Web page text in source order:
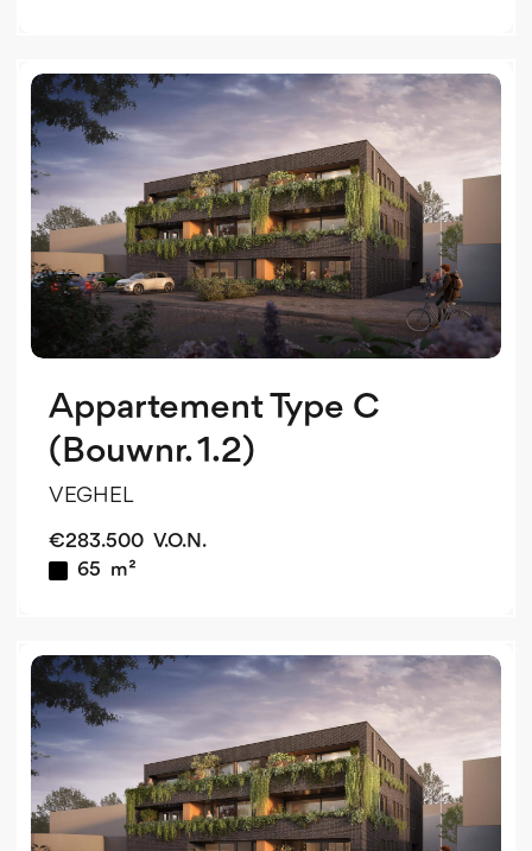
Appartement Type C
(Bouwnr. 1.2)
VEGHEL
€283.500 V.O.N.
65 m²